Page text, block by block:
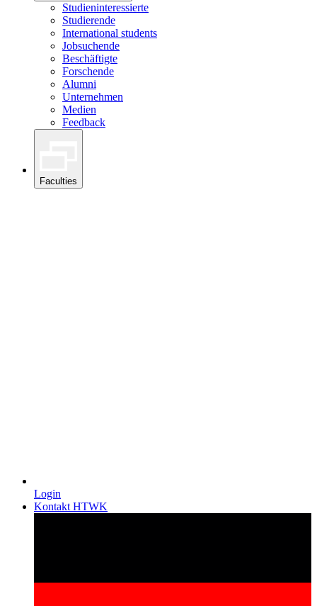
Studieninteressierte
Studierende
International students
Jobsuchende
Beschäftigte
Forschende
Alumni
Unternehmen
Medien
Feedback
Faculties
Login
Kontakt HTWK